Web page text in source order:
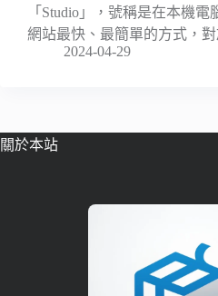
「Studio」，號稱是在本機電
網站最快、最簡單的方式，
2024-04-29
關於本站